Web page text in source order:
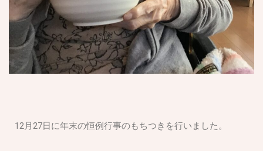
12月27日に年末の恒例行事のもちつきを行いました。